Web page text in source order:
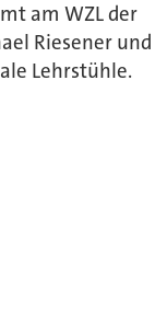
am WZL der
Riesener und
Lehrstühle.